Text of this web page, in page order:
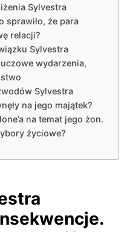
Sylvestra
sprawiło, że para
relacji?
Sylvestra
wydarzenia,
Sylvestra
na jego majątek?
na temat jego żon.
życiowe?